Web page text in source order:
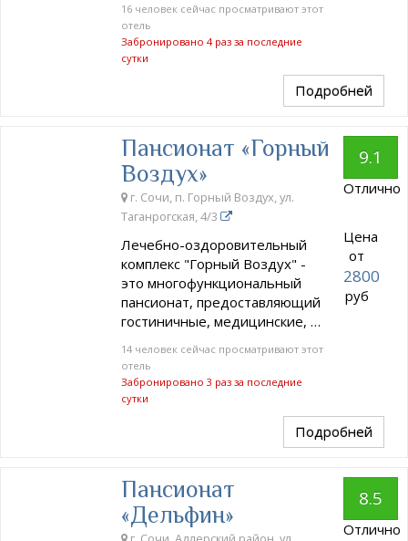
16 человек сейчас просматривают этот
отель
Забронировано 4 раз за последние
сутки
Подробней
Пансионат «Горный
Воздух»
г. Сочи, п. Горный Воздух, ул.
Таганрогская, 4/3
Лечебно-оздоровительный
комплекс "Горный Воздух" -
это многофункциональный
пансионат, предоставляющий
гостиничные, медицинские, …
14 человек сейчас просматривают этот
отель
Забронировано 3 раз за последние
сутки
9.1
Отлично
Цена
от
2800
руб
Подробней
Пансионат
«Дельфин»
8.5
Отлично